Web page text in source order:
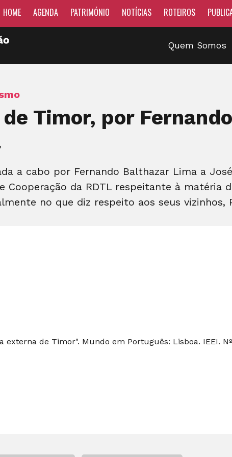
HOME AGENDA PATRIMÓNIO NOTÍCIAS ROTEIROS
Quem Somos
Timor, por Fernando
a cabo por Fernando Balthazar Lima a
Cooperação da RDTL respeitante à matéria
no que diz respeito aos seus vizinhos,
externa de Timor". Mundo em Português: Lisboa. IEEI.